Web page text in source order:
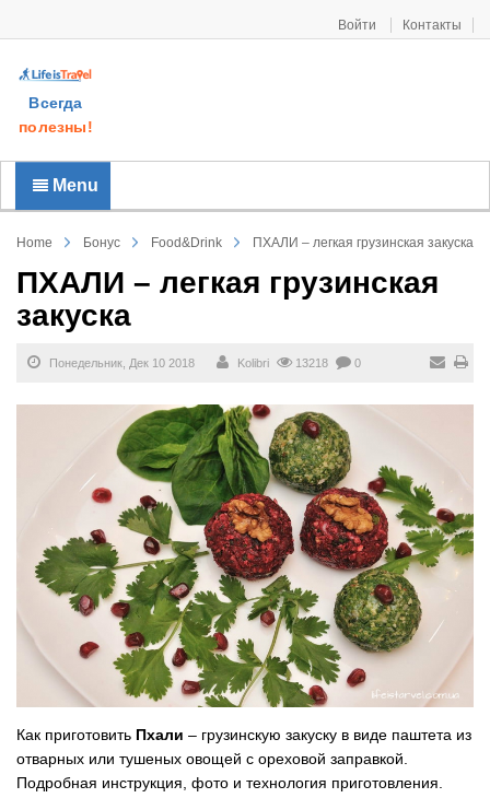
Войти Контакты
Всегда
полезны!
Menu
Home Бонус Food&Drink ПХАЛИ – легкая грузинская закуска
ПХАЛИ – легкая грузинская
закуска
Понедельник, Дек 10 2018 Kolibri 13218 0
Как приготовить Пхали – грузинскую закуску в виде паштета из
отварных или тушеных овощей с ореховой заправкой.
Подробная инструкция, фото и технология приготовления.